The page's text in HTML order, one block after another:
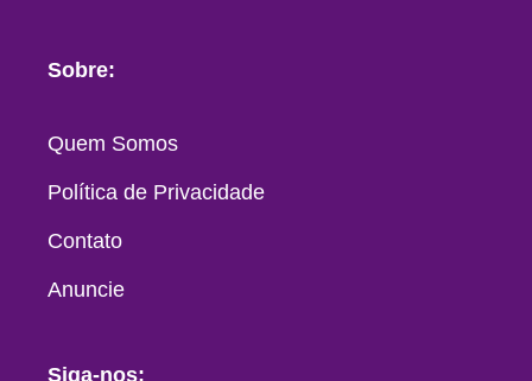
Sobre:
Quem Somos
Política de Privacidade
Contato
Anuncie
Siga-nos: